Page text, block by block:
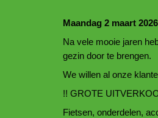
Maandag 2 maart 2026
Na vele mooie jaren
gezin door te brengen.
We willen al onze
!! GROTE
Fietsen, onderdelen,